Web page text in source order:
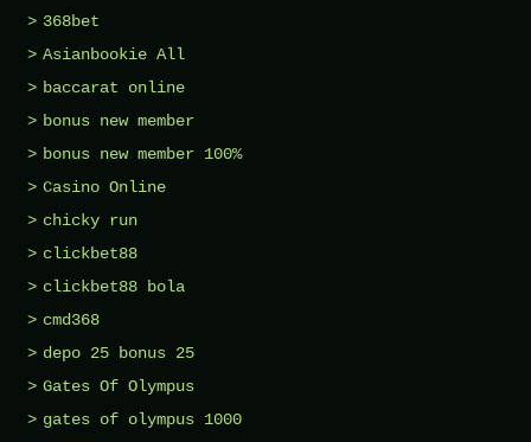
368bet
Asianbookie All
baccarat online
bonus new member
bonus new member 100%
Casino Online
chicky run
clickbet88
clickbet88 bola
cmd368
depo 25 bonus 25
Gates Of Olympus
gates of olympus 1000